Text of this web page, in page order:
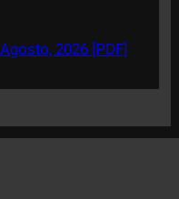
2026 [PDF]